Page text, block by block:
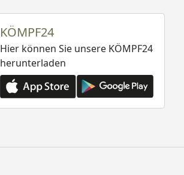
KÖMPF24
Hier können Sie unsere KÖMPF24
herunterladen